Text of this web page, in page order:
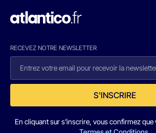
RECEVEZ NOTRE NEWSLETTER
S'INSCRIRE
En cliquant sur s'inscrire, vous confirmez que